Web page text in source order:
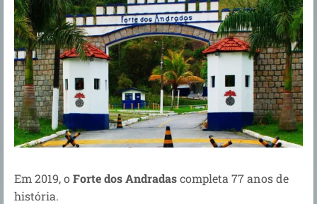
Em 2019, oForte dos Andradascompleta 77 anos de
história.